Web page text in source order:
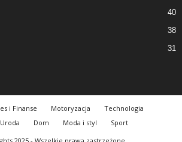
40
38
31
i Finanse Motoryzacja
Technologia
Dom Moda i styl
Sport